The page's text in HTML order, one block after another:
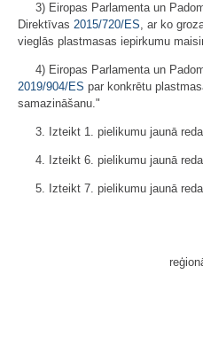
3) Eiropas Parlamenta un
Direktīvas 2015/720/ES, ar ko
vieglās plastmasas iepirkumu
4) Eiropas Parlamenta un
2019/904/ES par konkrētu
samazināšanu."
3. Izteikt 1. pielikumu jaunā
4. Izteikt 6. pielikumu jaunā
5. Izteikt 7. pielikumu jaunā